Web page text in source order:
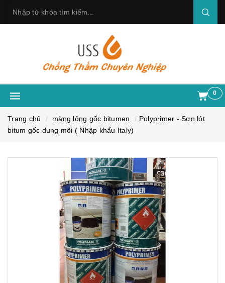
0
Trang chủ màng lỏng gốc bitumen
Polyprimer - Sơn lót
bitum gốc dung môi ( Nhập khẩu Italy)